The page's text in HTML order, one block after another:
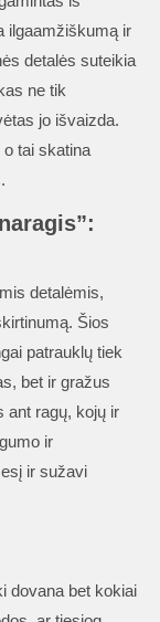
ilgaamžiškumą ir
detalės suteikia
ne tik
jo išvaizda.
tai skatina
detalėmis,
Šios
patrauklų tiek
bet ir gražus
ant ragų, kojų ir
ir
ir sužavi
dovana bet kokiai